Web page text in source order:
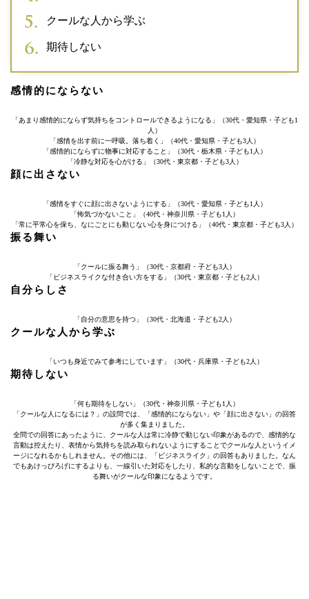
クールな人から学ぶ
期待しない
感情的にならない
「あまり感情的にならず気持ちをコントロールできるようになる」（30代・愛知県・子ども1
人）
「感情を出す前に一呼吸。落ち着く」（40代・愛知県・子ども3人）
「感情的にならずに物事に対応すること」（30代・栃木県・子ども1人）
「冷静な対応を心がける」（30代・東京都・子ども3人）
顔に出さない
「感情をすぐに顔に出さないようにする」（30代・愛知県・子ども1人）
「怖気づかないこと」（40代・神奈川県・子ども1人）
「常に平常心を保ち、なにごとにも動じない心を身につける」（40代・東京都・子ども3人）
振る舞い
「クールに振る舞う」（30代・京都府・子ども3人）
「ビジネスライクな付き合い方をする」（30代・東京都・子ども2人）
自分らしさ
「自分の意思を持つ」（30代・北海道・子ども2人）
クールな人から学ぶ
「いつも身近でみて参考にしています」（30代・兵庫県・子ども2人）
期待しない
「何も期待をしない」（30代・神奈川県・子ども1人）
「クールな人になるには？」の設問では、「感情的にならない」や「顔に出さない」の回答
が多く集まりました。
全問での回答にあったように、クールな人は常に冷静で動じない印象があるので、感情的な
言動は控えたり、表情から気持ちを読み取られないようにすることでクールな人というイメ
ージになれるかもしれません。その他には、「ビジネスライク」の回答もありました。なん
でもあけっぴろげにするよりも、一線引いた対応をしたり、私的な言動をしないことで、振
る舞いがクールな印象になるようです。